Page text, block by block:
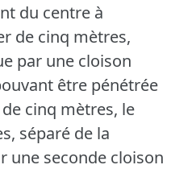
du centre à
de cinq mètres,
par une cloison
être pénétrée
cinq mètres, le
séparé de la
une seconde cloison